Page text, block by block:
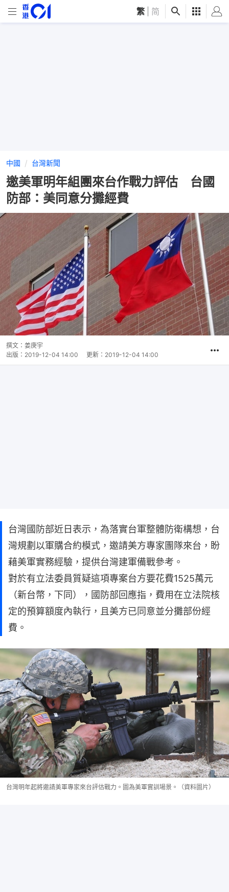
繁 简
中國 台灣新聞
邀美軍明年組團來台作戰力評估 台國
防部：美同意分攤經費
撰文： 姜庚宇
出版： 2019-12-04 14:00 更新： 2019-12-04 14:00
台灣國防部近日表示，為落實台軍整體防衛構想，台
灣規劃以軍購合約模式，邀請美方專家團隊來台，盼
藉美軍實務經驗，提供台灣建軍備戰參考。
對於有立法委員質疑這項專案台方要花費1525萬元
（新台幣，下同），國防部回應指，費用在立法院核
定的預算額度內執行，且美方已同意並分攤部份經
費。
台灣明年起將邀請美軍專家來台評估戰力。圖為美軍實訓場景。（資料圖片）